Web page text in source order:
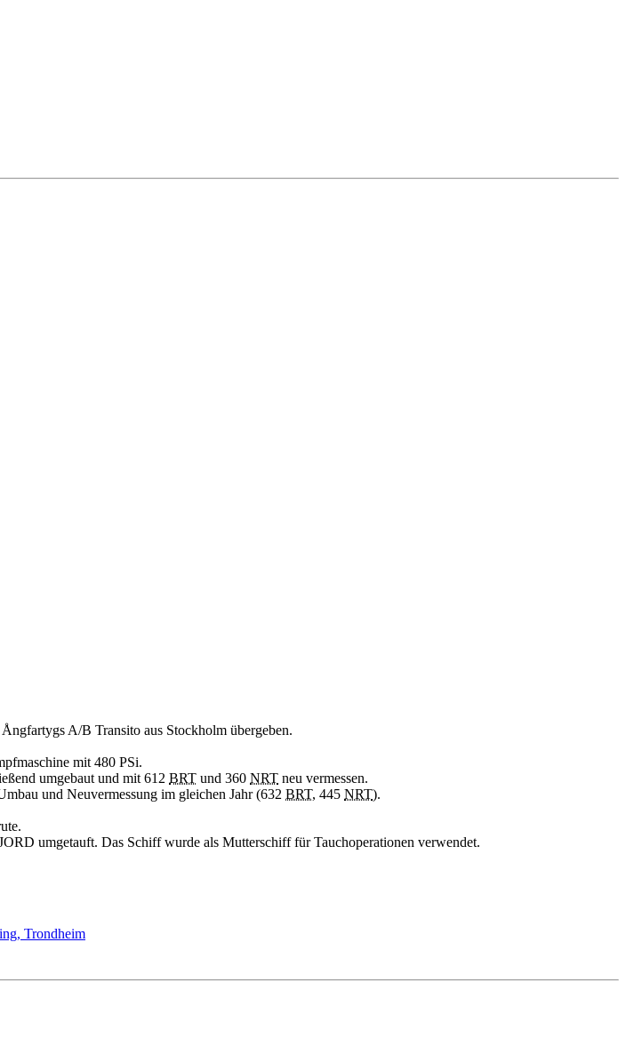
A/B Transito aus Stockholm übergeben.
mit 480 PSi.
umgebaut und mit 612 BRT und 360 NRT neu vermessen.
und Neuvermessung im gleichen Jahr (632 BRT, 445 NRT).
umgetauft. Das Schiff wurde als Mutterschiff für Tauchoperationen verwendet.